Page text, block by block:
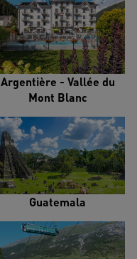
Argentière - Vallée du
Mont Blanc
Guatemala